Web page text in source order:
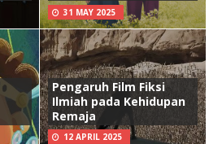
31 MAY 2025
Pengaruh Film Fiksi
Ilmiah pada Kehidupan
Remaja
12 APRIL 2025